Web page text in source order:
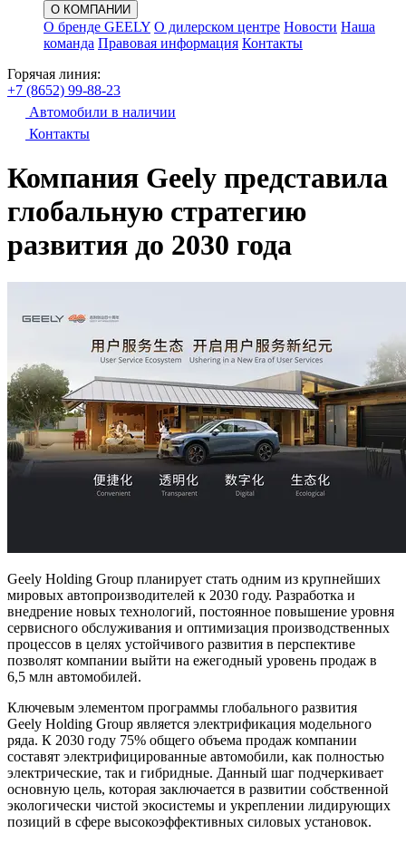
О КОМПАНИИ
О бренде GEELY О дилерском центре Новости Наша
команда Правовая информация Контакты
Горячая линия:
+7 (8652) 99-88-23
Автомобили в наличии
Контакты
Компания Geely представила
глобальную стратегию
развития до 2030 года
Geely Holding Group планирует стать одним из крупнейших
мировых автопроизводителей к 2030 году. Разработка и
внедрение новых технологий, постоянное повышение уровня
сервисного обслуживания и оптимизация производственных
процессов в целях устойчивого развития в перспективе
позволят компании выйти на ежегодный уровень продаж в
6,5 млн автомобилей.
Ключевым элементом программы глобального развития
Geely Holding Group является электрификация модельного
ряда. К 2030 году 75% общего объема продаж компании
составят электрифицированные автомобили, как полностью
электрические, так и гибридные. Данный шаг подчеркивает
основную цель, которая заключается в развитии собственной
экологически чистой экосистемы и укреплении лидирующих
позиций в сфере высокоэффективных силовых установок.